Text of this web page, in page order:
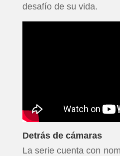
desafío de su vida.
Detrás de cámaras
La serie cuenta con